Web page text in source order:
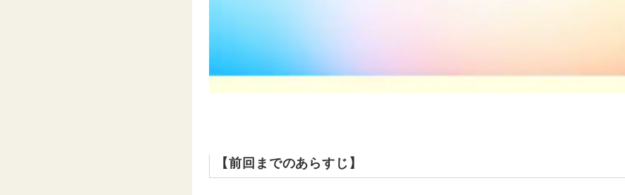
【前回までのあらすじ】